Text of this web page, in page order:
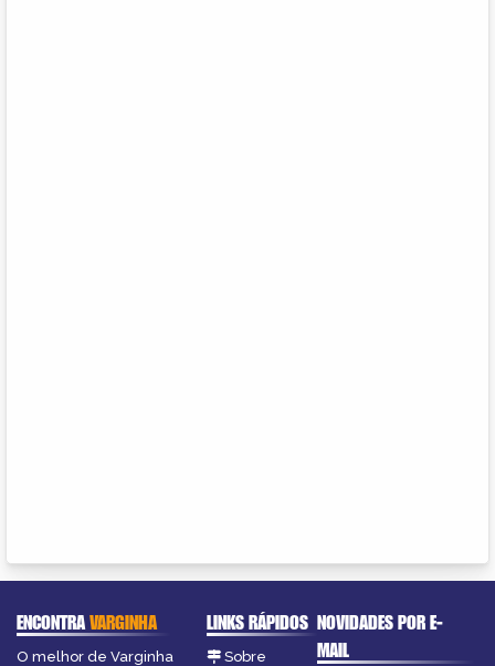
ENCONTRAVARGINHA
O melhor de Varginha
LINKS RÁPIDOS
Sobre
NOVIDADES POR E-
MAIL